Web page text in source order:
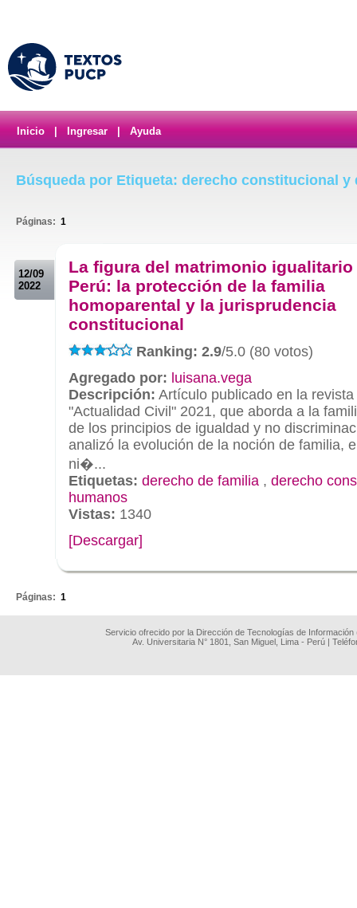
Inicio Ingresar Ayuda
Búsqueda por Etiqueta: derecho constitucional y
Páginas: 1
12/09
2022
La figura del matrimonio igualitario
Perú: la protección de la familia
homoparental y la jurisprudencia
constitucional
Ranking: 2.9/5.0 (80 votos)
Agregado por: luisana.vega
Descripción: Artículo publicado en la
"Actualidad Civil" 2021, que aborda a la
de los principios de igualdad y no
analizó la evolución de la noción de familia,
ni�...
Etiquetas: derecho de familia , derecho
humanos
Vistas: 1340
[Descargar]
Páginas: 1
Servicio ofrecido por la Dirección de Tecnologías de
Av. Universitaria N° 1801, San Miguel, Lima - Perú |